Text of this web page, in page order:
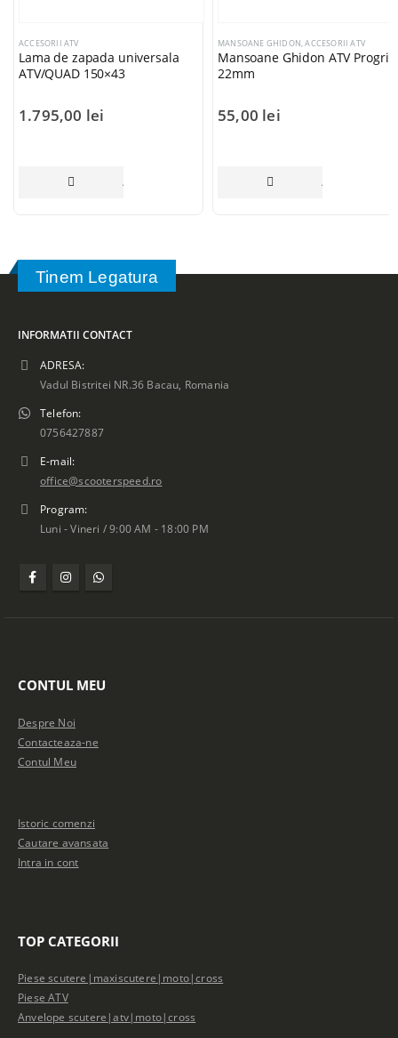
ACCESORII ATV
Lama de zapada universala
ATV/QUAD 150×43
1.795,00 lei
ADAUGĂ ÎN COȘ
MANSOANE GHIDON,ACCESORII ATV
Mansoane Ghidon ATV Progrip
22mm
55,00 lei
ADAUGĂ ÎN
Tinem Legatura
INFORMATII CONTACT
ADRESA:
Vadul Bistritei NR.36 Bacau, Romania
Telefon:
0756427887
E-mail:
office@scooterspeed.ro
Program:
Luni - Vineri / 9:00 AM - 18:00 PM
CONTUL MEU
Despre Noi
Contacteaza-ne
Contul Meu
Istoric comenzi
Cautare avansata
Intra in cont
TOP CATEGORII
Piese scutere|maxiscutere|moto|cross
Piese ATV
Anvelope scutere|atv|moto|cross